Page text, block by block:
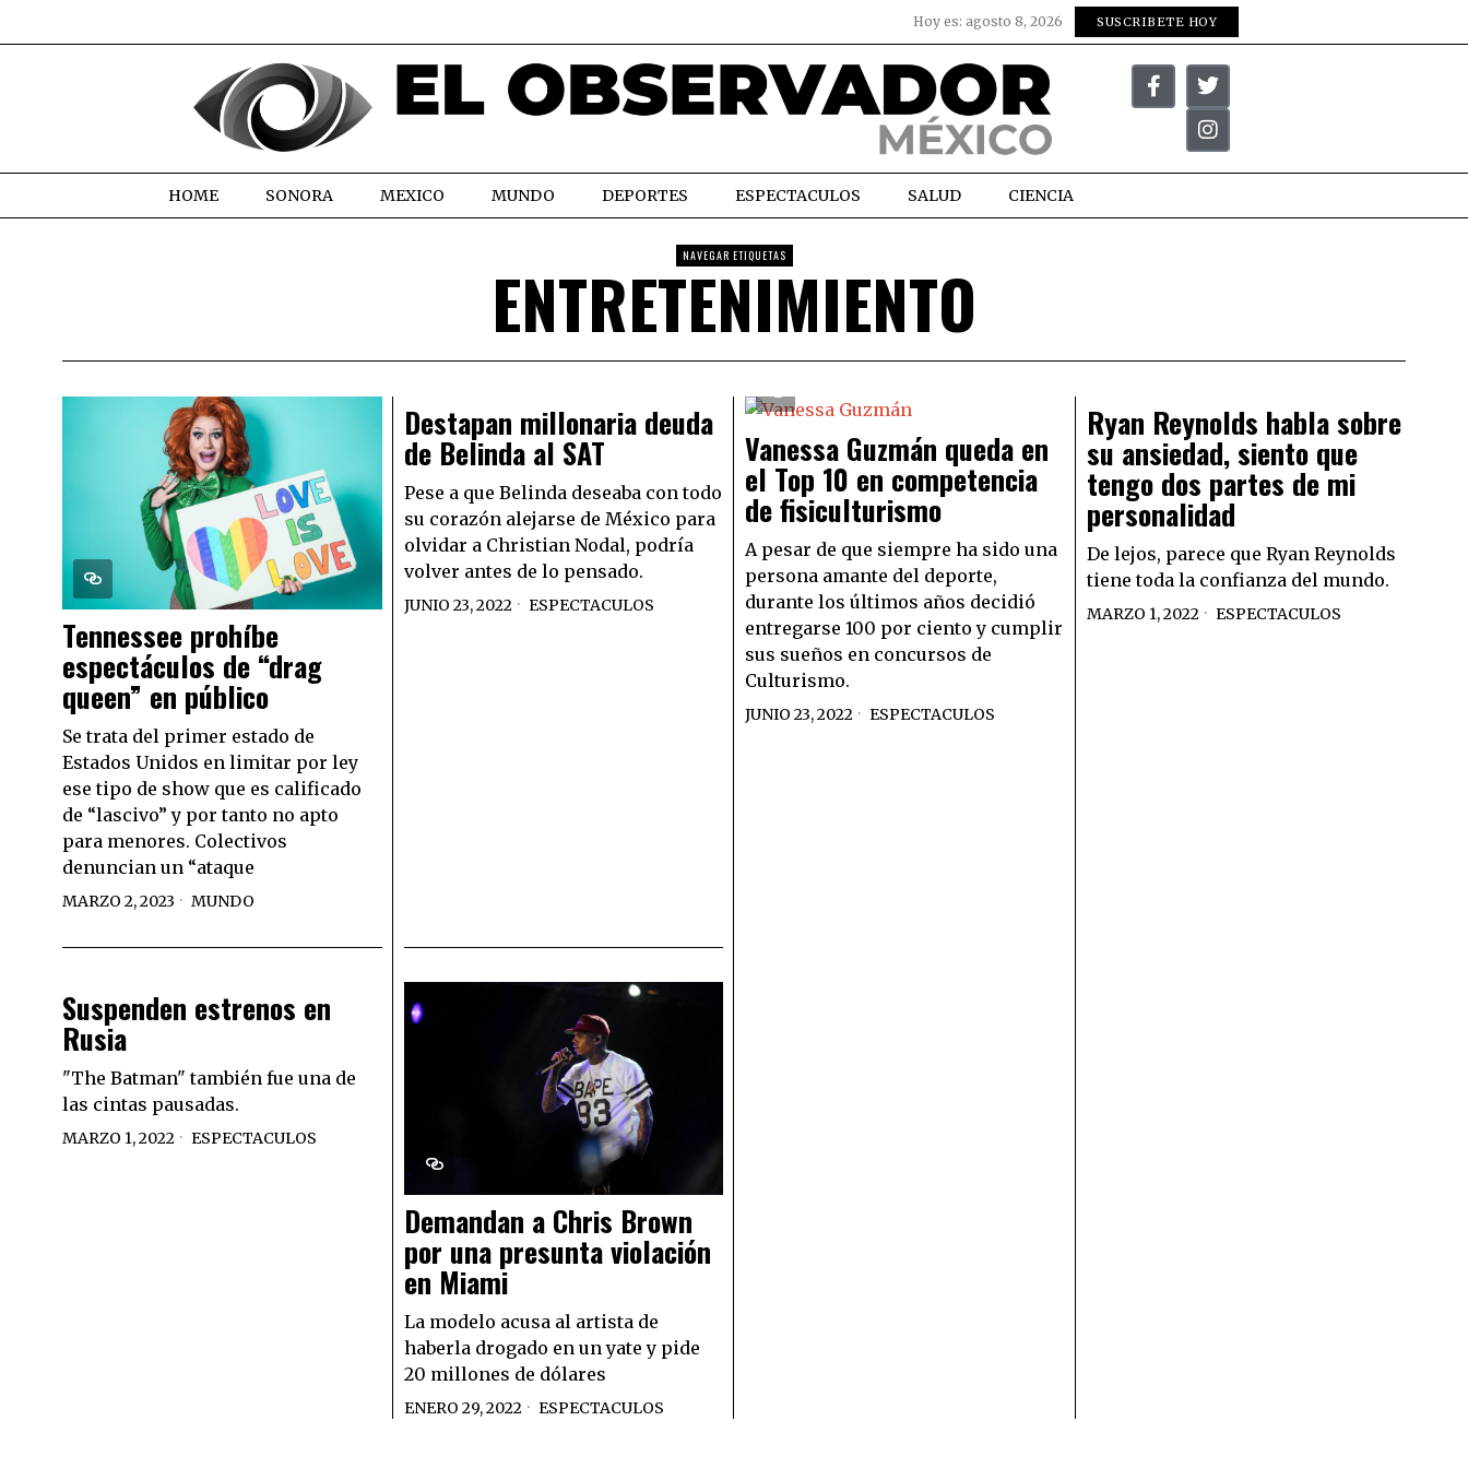
Hoy es: agosto 8, 2026 SUSCRIBETE HOY
HOME SONORA MEXICO MUNDO DEPORTES ESPECTACULOS SALUD CIENCIA
NAVEGAR ETIQUETAS
ENTRETENIMIENTO
Tennessee prohíbe
espectáculos de “drag
queen” en público
Se trata del primer estado de
Estados Unidos en limitar por ley
ese tipo de show que es calificado
de “lascivo” y por tanto no apto
para menores. Colectivos
denuncian un “ataque
MARZO 2, 2023 MUNDO
Destapan millonaria deuda
de Belinda al SAT
Pese a que Belinda deseaba con todo
su corazón alejarse de México para
olvidar a Christian Nodal, podría
volver antes de lo pensado.
JUNIO 23, 2022 ESPECTACULOS
Vanessa Guzmán queda en
el Top 10 en competencia
de fisiculturismo
A pesar de que siempre ha sido una
persona amante del deporte,
durante los últimos años decidió
entregarse 100 por ciento y cumplir
sus sueños en concursos de
Culturismo.
JUNIO 23, 2022 ESPECTACULOS
Ryan Reynolds habla sobre
su ansiedad, siento que
tengo dos partes de mi
personalidad
De lejos, parece que Ryan Reynolds
tiene toda la confianza del mundo.
MARZO 1, 2022 ESPECTACULOS
Suspenden estrenos en
Rusia
"The Batman" también fue una de
las cintas pausadas.
MARZO 1, 2022 ESPECTACULOS
Demandan a Chris Brown
por una presunta violación
en Miami
La modelo acusa al artista de
haberla drogado en un yate y pide
20 millones de dólares
ENERO 29, 2022 ESPECTACULOS